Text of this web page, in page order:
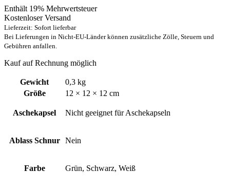
Enthält 19% Mehrwertsteuer
Kostenloser Versand
Lieferzeit: Sofort lieferbar
Bei Lieferungen in Nicht-EU-Länder können zusätzliche Zölle, Steuern und
Gebühren anfallen.
Kauf auf Rechnung möglich
Gewicht
0,3 kg
Größe
12 × 12 × 12 cm
Aschekapsel Nicht geeignet für Aschekapseln
Ablass Schnur Nein
Farbe Grün, Schwarz, Weiß